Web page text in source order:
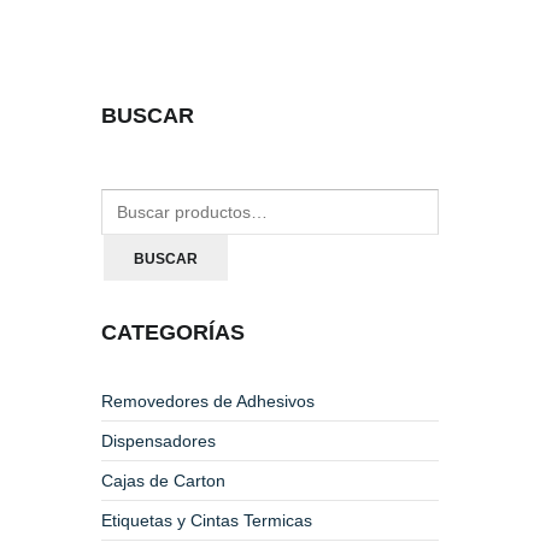
BUSCAR
BUSCAR
CATEGORÍAS
Removedores de Adhesivos
Dispensadores
Cajas de Carton
Etiquetas y Cintas Termicas